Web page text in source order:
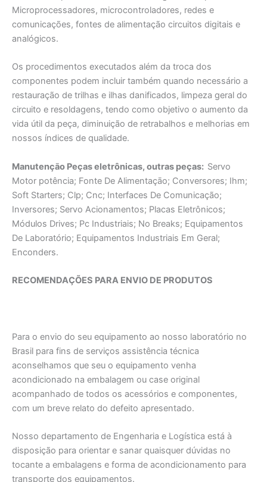
Microprocessadores, microcontroladores, redes e
comunicações, fontes de alimentação circuitos digitais e
analógicos.
Os procedimentos executados além da troca dos
componentes podem incluir também quando necessário a
restauração de trilhas e ilhas danificados, limpeza geral do
circuito e resoldagens, tendo como objetivo o aumento da
vida útil da peça, diminuição de retrabalhos e melhorias em
nossos índices de qualidade.
Manutençāo Peças eletrônicas, outras peças: Servo
Motor potência; Fonte De Alimentaçāo; Conversores; Ihm;
Soft Starters; Clp; Cnc; Interfaces De Comunicação;
Inversores; Servo Acionamentos; Placas Eletrônicos;
Módulos Drives; Pc Industriais; No Breaks; Equipamentos
De Laboratório; Equipamentos Industriais Em Geral;
Enconders.
RECOMENDAÇÕES PARA ENVIO DE PRODUTOS
Para o envio do seu equipamento ao nosso laboratório no
Brasil para fins de serviços assistência técnica
aconselhamos que seu o equipamento venha
acondicionado na embalagem ou case original
acompanhado de todos os acessórios e componentes,
com um breve relato do defeito apresentado.
Nosso departamento de Engenharia e Logística está à
disposição para orientar e sanar quaisquer dúvidas no
tocante a embalagens e forma de acondicionamento para
transporte dos equipamentos.